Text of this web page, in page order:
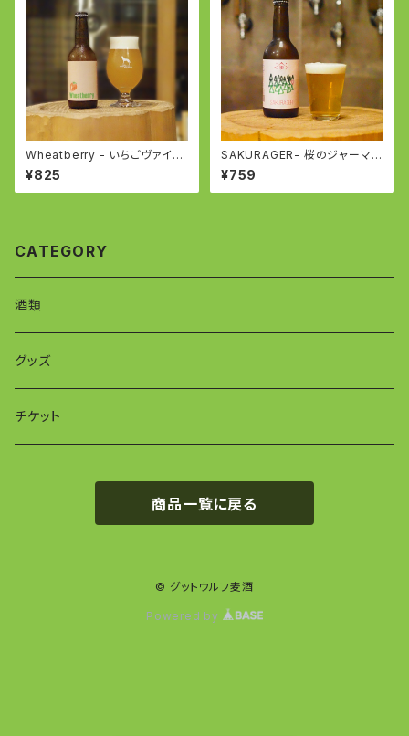
Wheatberry - いちごヴァイツ
ェン -WEIZEN with Strawbe
rry
¥825
SAKURAGER- 桜のジャーマン
ピルスナー - German Pilsner
with Sakura
¥759
CATEGORY
酒類
グッズ
チケット
商品一覧に戻る
© グットウルフ麦酒
Powered by